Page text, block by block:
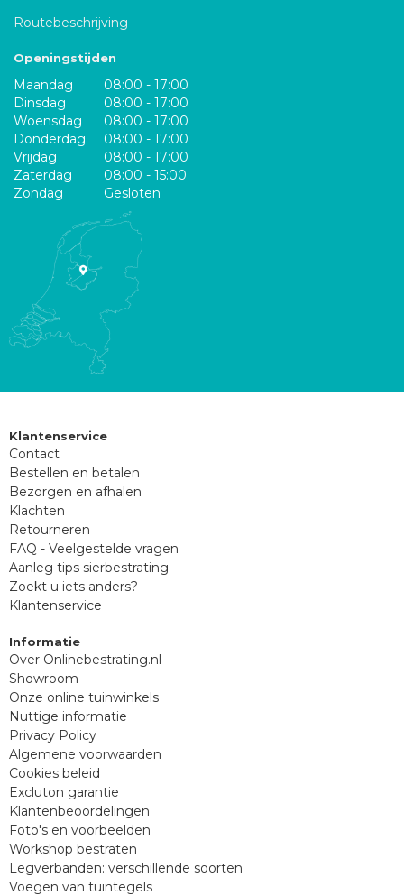
Routebeschrijving
Openingstijden
Maandag
08:00 - 17:00
Dinsdag
08:00 - 17:00
Woensdag
08:00 - 17:00
Donderdag
08:00 - 17:00
Vrijdag
08:00 - 17:00
Zaterdag
08:00 - 15:00
Zondag
Gesloten
Klantenservice
Contact
Bestellen en betalen
Bezorgen en afhalen
Klachten
Retourneren
FAQ - Veelgestelde vragen
Aanleg tips sierbestrating
Zoekt u iets anders?
Klantenservice
Informatie
Over Onlinebestrating.nl
Showroom
Onze online tuinwinkels
Nuttige informatie
Privacy Policy
Algemene voorwaarden
Cookies beleid
Excluton garantie
Klantenbeoordelingen
Foto's en voorbeelden
Workshop bestraten
Legverbanden: verschillende soorten
Voegen van tuintegels